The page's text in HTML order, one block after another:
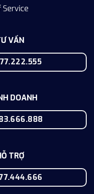
VẤN
DOANH
TRỢ